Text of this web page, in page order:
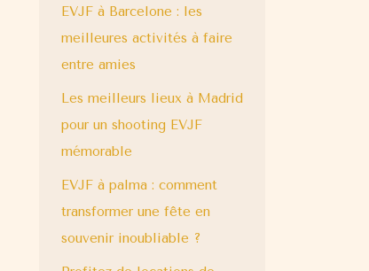
EVJF à Barcelone : les
meilleures activités à faire
entre amies
Les meilleurs lieux à Madrid
pour un shooting EVJF
mémorable
EVJF à palma : comment
transformer une fête en
souvenir inoubliable ?